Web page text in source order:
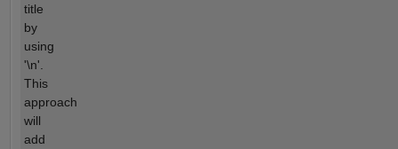
title
by
using
'\n'.
This
approach
will
add